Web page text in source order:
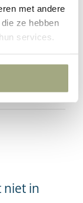
met andere
ze hebben
services.
tussen de
voor
is er nu
niet in